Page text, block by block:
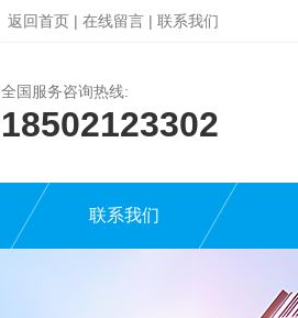
返回首页 | 在线留言 | 联系我们
全国服务咨询热线:
18502123302
联系我们